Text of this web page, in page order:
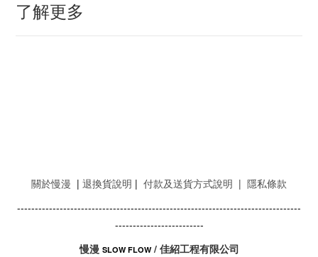
了解更多
關於慢漫 | 退換貨說明 | 付款及送貨方式說明 | 隱私條款
--------------------------------------------------------------------------------
-------------------------
慢漫 SLOW FLOW/ 佳紹工程有限公司